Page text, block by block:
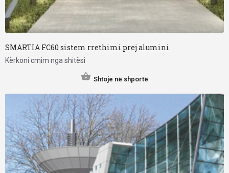
SMARTIA FC60 sistem rrethimi prej alumini
Kërkoni cmim nga shitësi
Shtoje në shportë